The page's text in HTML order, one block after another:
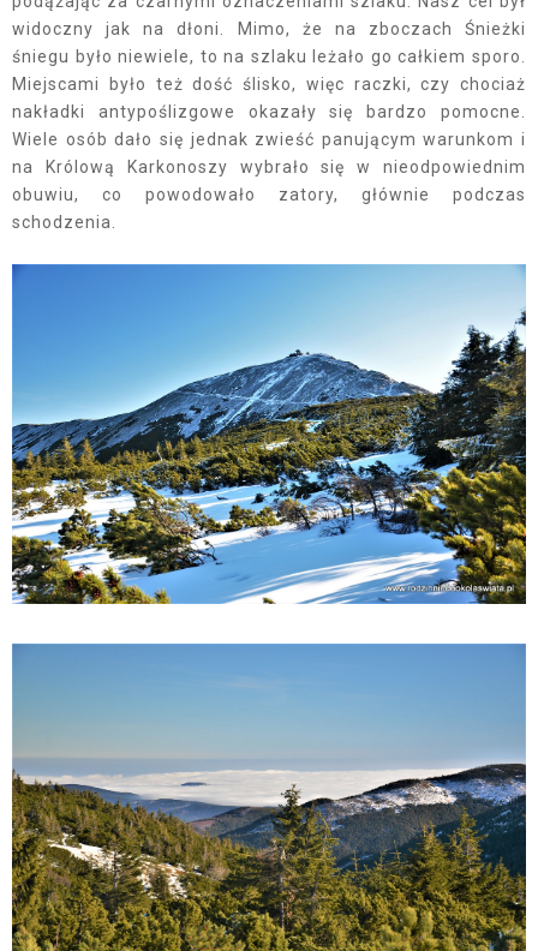
widoczny jak na dłoni. Mimo, że na zboczach Śnieżki
śniegu było niewiele, to na szlaku leżało go całkiem sporo.
Miejscami było też dość ślisko, więc raczki, czy chociaż
nakładki antypoślizgowe okazały się bardzo pomocne.
Wiele osób dało się jednak zwieść panującym warunkom i
na Królową Karkonoszy wybrało się w nieodpowiednim
obuwiu, co powodowało zatory, głównie podczas
schodzenia.